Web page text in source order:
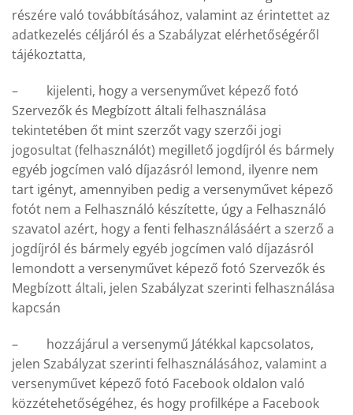
részére való továbbításához, valamint az érintettet az
adatkezelés céljáról és a Szabályzat elérhetőségéről
tájékoztatta,
– kijelenti, hogy a versenyművet képező fotó
Szervezők és Megbízott általi felhasználása
tekintetében őt mint szerzőt vagy szerzői jogi
jogosultat (felhasználót) megillető jogdíjról és bármely
egyéb jogcímen való díjazásról lemond, ilyenre nem
tart igényt, amennyiben pedig a versenyművet képező
fotót nem a Felhasználó készítette, úgy a Felhasználó
szavatol azért, hogy a fenti felhasználásáért a szerző a
jogdíjról és bármely egyéb jogcímen való díjazásról
lemondott a versenyművet képező fotó Szervezők és
Megbízott általi, jelen Szabályzat szerinti felhasználása
kapcsán
– hozzájárul a versenymű Játékkal kapcsolatos,
jelen Szabályzat szerinti felhasználásához, valamint a
versenyművet képező fotó Facebook oldalon való
közzétehetőségéhez, és hogy profilképe a Facebook